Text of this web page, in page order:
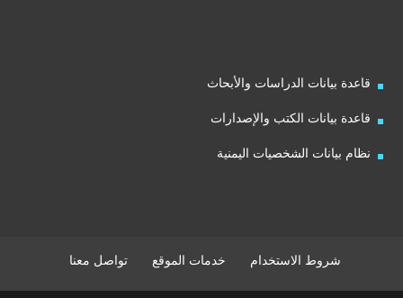
قاعدة بيانات الدراسات والأبحاث
قاعدة بيانات الكتب والإصدارات
نظام بيانات الشخصيات اليمنية
شروط الاستخدام خدمات الموقع تواصل معنا